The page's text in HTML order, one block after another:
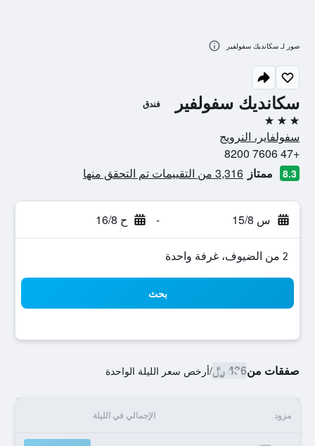
سكانديك سفولفير فندق
3 نجوم
سفولفاير، النرويج
+47 7606 8200
8.3 ممتاز 3,316 من التقييمات تم التحقق منها
س 15/8 - ح 16/8
2 من الضيوف، غرفة واحدة
بحث
صفقات من436 ﷼ /أرخص سعر الليلة الواحدة
مزود الإجمالي في الليلة
صور لـ سكانديك سفولفير